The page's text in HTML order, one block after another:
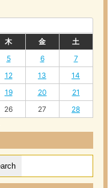
木 金
土
5 6
7
12 13
14
19 20
21
26 27 28